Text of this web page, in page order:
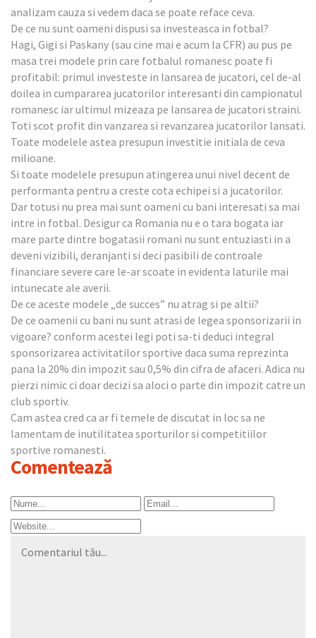
analizam cauza si vedem daca se poate reface ceva.
De ce nu sunt oameni dispusi sa investeasca in fotbal?
Hagi, Gigi si Paskany (sau cine mai e acum la CFR) au pus pe
masa trei modele prin care fotbalul romanesc poate fi
profitabil: primul investeste in lansarea de jucatori, cel de-al
doilea in cumpararea jucatorilor interesanti din campionatul
romanesc iar ultimul mizeaza pe lansarea de jucatori straini.
Toti scot profit din vanzarea si revanzarea jucatorilor lansati.
Toate modelele astea presupun investitie initiala de ceva
milioane.
Si toate modelele presupun atingerea unui nivel decent de
performanta pentru a creste cota echipei si a jucatorilor.
Dar totusi nu prea mai sunt oameni cu bani interesati sa mai
intre in fotbal. Desigur ca Romania nu e o tara bogata iar
mare parte dintre bogatasii romani nu sunt entuziasti in a
deveni vizibili, deranjanti si deci pasibili de controale
financiare severe care le-ar scoate in evidenta laturile mai
intunecate ale averii.
De ce aceste modele „de succes” nu atrag si pe altii?
De ce oamenii cu bani nu sunt atrasi de legea sponsorizarii in
vigoare? conform acestei legi poti sa-ti deduci integral
sponsorizarea activitatilor sportive daca suma reprezinta
pana la 20% din impozit sau 0,5% din cifra de afaceri. Adica nu
pierzi nimic ci doar decizi sa aloci o parte din impozit catre un
club sportiv.
Cam astea cred ca ar fi temele de discutat in loc sa ne
lamentam de inutilitatea sporturilor si competitiilor
sportive romanesti.
Comentează